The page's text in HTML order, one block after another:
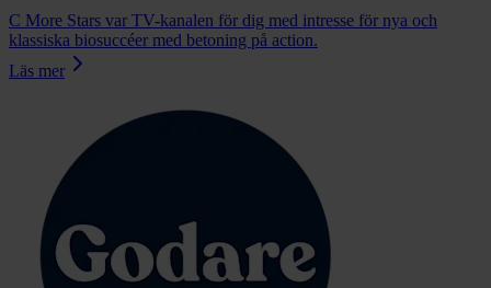
C More Stars var TV-kanalen för dig med intresse för nya och
klassiska biosuccéer med betoning på action.
Läs mer